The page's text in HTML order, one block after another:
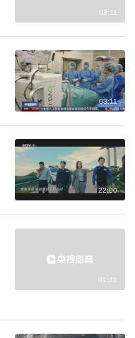
03:11
03:11
22:00
01:41